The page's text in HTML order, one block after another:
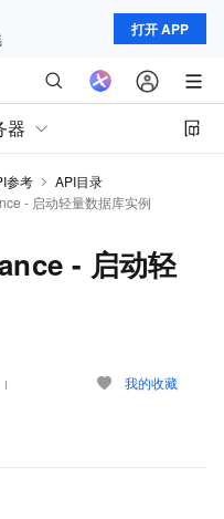
打开 APP
器
参考
API目录
- 启动轻量数据库实例
- 启动轻
我的收藏